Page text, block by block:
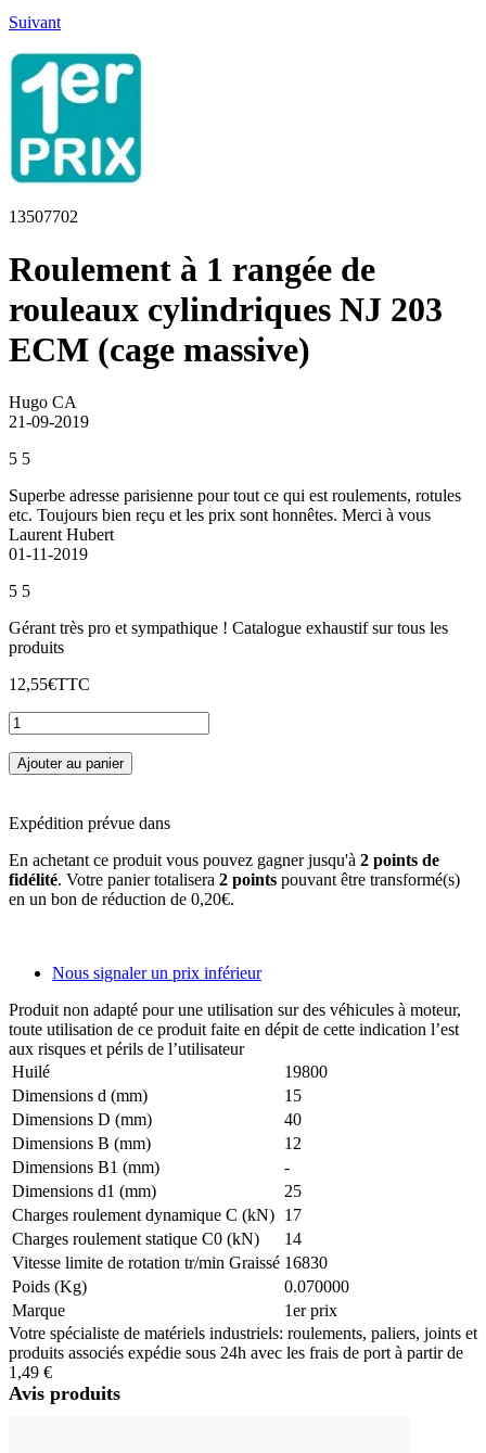
Suivant
13507702
Roulement à 1 rangée de
rouleaux cylindriques NJ 203
ECM (cage massive)
Hugo CA
21-09-2019
5 5
Superbe adresse parisienne pour tout ce qui est roulements, rotules
etc. Toujours bien reçu et les prix sont honnêtes. Merci à vous
Laurent Hubert
01-11-2019
5 5
Gérant très pro et sympathique ! Catalogue exhaustif sur tous les
produits
12,55€TTC
Ajouter au panier
Expédition prévue dans
En achetant ce produit vous pouvez gagner jusqu'à 2 points de
fidélité. Votre panier totalisera 2 points pouvant être transformé(s)
en un bon de réduction de 0,20€.
Nous signaler un prix inférieur
Produit non adapté pour une utilisation sur des véhicules à moteur,
toute utilisation de ce produit faite en dépit de cette indication l’est
aux risques et périls de l’utilisateur
Huilé
19800
Dimensions d (mm)
15
Dimensions D (mm)
40
Dimensions B (mm)
12
Dimensions B1 (mm)
-
Dimensions d1 (mm)
25
Charges roulement dynamique C (kN) 17
Charges roulement statique C0 (kN)
14
Vitesse limite de rotation tr/min Graissé 16830
Poids (Kg)
0.070000
Marque
1er prix
Votre spécialiste de matériels industriels: roulements, paliers, joints et
produits associés expédie sous 24h avec les frais de port à partir de
1,49 €
Avis produits